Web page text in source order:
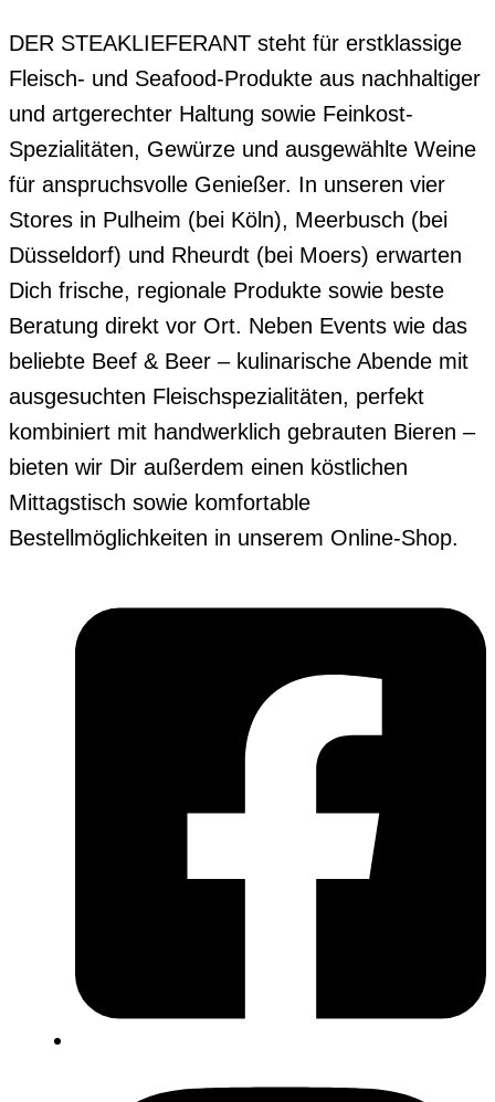
DER STEAKLIEFERANT steht für erstklassige
Fleisch- und Seafood-Produkte aus nachhaltiger
und artgerechter Haltung sowie Feinkost-
Spezialitäten, Gewürze und ausgewählte Weine
für anspruchsvolle Genießer. In unseren vier
Stores in Pulheim (bei Köln), Meerbusch (bei
Düsseldorf) und Rheurdt (bei Moers) erwarten
Dich frische, regionale Produkte sowie beste
Beratung direkt vor Ort. Neben Events wie das
beliebte Beef & Beer – kulinarische Abende mit
ausgesuchten Fleischspezialitäten, perfekt
kombiniert mit handwerklich gebrauten Bieren –
bieten wir Dir außerdem einen köstlichen
Mittagstisch sowie komfortable
Bestellmöglichkeiten in unserem Online-Shop.